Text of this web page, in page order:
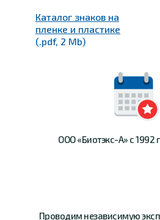
Каталог знаков на
пленке и пластике
(.pdf, 2 Mb)
ООО «Биотэкс-А» с 1992
Проводим независимую